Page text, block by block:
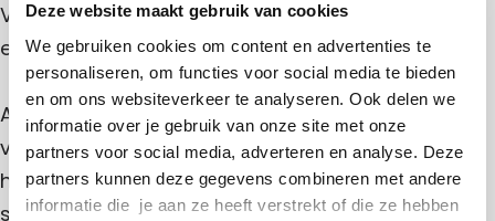
Deze website maakt gebruik van cookies
We gebruiken cookies om content en advertenties te
personaliseren, om functies voor social media te bieden
en om ons websiteverkeer te analyseren. Ook delen we
informatie over je gebruik van onze site met onze
partners voor social media, adverteren en analyse. Deze
partners kunnen deze gegevens combineren met andere
informatie die je aan ze heeft verstrekt of die ze hebben
Van 'Breakfast Tacos w/ Satan' tot 'Yanaguana'
en 'S.O.S. H.E.B.': speels, scherp en met karakter.
Als vervolg op 'I Love San Antone' en in het
verlengde van 'Life is Strange' laat Capps horen
hoe traditie en experiment samenkomen. Met
songs als 'Bongo Joe', 'Fiesta Eterno' en 'Sorry